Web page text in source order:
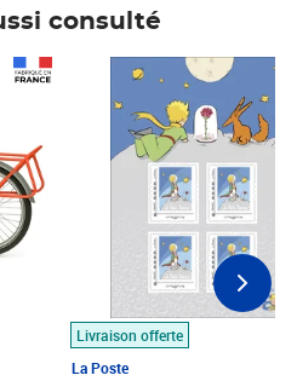
consulté
Livraison offerte
La Poste
Prix 7,50€